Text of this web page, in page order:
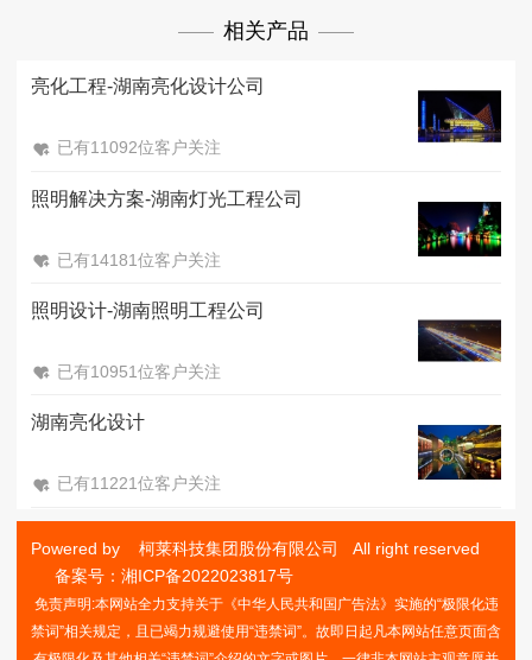
相关产品
亮化工程-湖南亮化设计公司
已有11092位客户关注
照明解决方案-湖南灯光工程公司
已有14181位客户关注
照明设计-湖南照明工程公司
已有10951位客户关注
湖南亮化设计
已有11221位客户关注
Powered by 柯莱科技集团股份有限公司 All right reserved
备案号： 湘ICP备2022023817号
免责声明:本网站全力支持关于《中华人民共和国广告法》实施的“极限化违
禁词”相关规定，且已竭力规避使用“违禁词”。故即日起凡本网站任意页面含